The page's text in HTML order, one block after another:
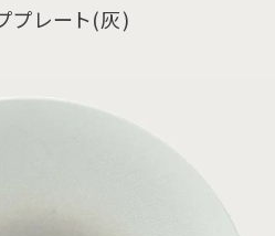
プレート(灰)